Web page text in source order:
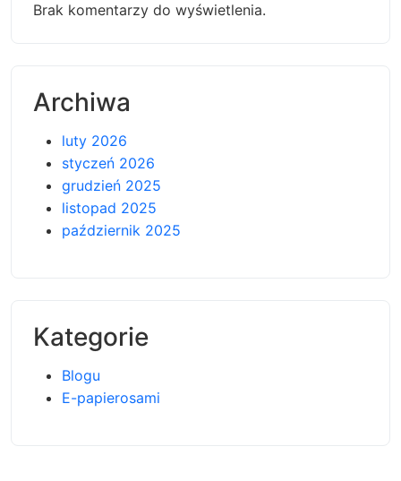
Brak komentarzy do wyświetlenia.
Archiwa
luty 2026
styczeń 2026
grudzień 2025
listopad 2025
październik 2025
Kategorie
Blogu
E-papierosami